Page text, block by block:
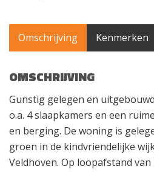
Omschrijving Kenmerken
OMSCHRIJVING
Gunstig gelegen en
o.a. 4 slaapkamers en een
en berging. De woning is
groen in de kindvriendelijke
Veldhoven. Op loopafstand